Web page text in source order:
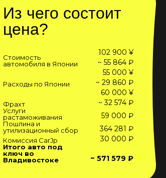
Из чего состоит
цена?
Стоимость
автомобиля в Японии
102 900 ¥
~ 55 864 ₽
Расходы по Японии
55 000 ¥
~ 29 860 ₽
Фрахт
60 000 ¥
~ 32 574 ₽
Услуги
растаможивания
59 000 ₽
Пошлина и
утилизационный сбор
364 281 ₽
Комиссия CarJp 30 000 ₽
Итого авто под
ключ во
Владивостоке
~ 571 579 ₽